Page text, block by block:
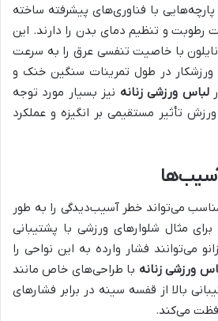
پارچه‌هایی با فناوری‌های پیشرفته ساخته
رطوبت و تنظیم دمای بدن را دارند. این
نایلون با خاصیت تنفسی عرق را به سرعت
در طول تمرینات سنگین خنک و
لباس ورزشی زنانه نیز بسیار مورد توجه
تأثیر مستقیمی بر انگیزه و عملکرد
می‌تواند خطر آسیب‌دیدگی را به طور
مثال شلوارهای ورزشی با پشتیبانی
می‌توانند فشار وارده به این نواحی را
ورزشی زنانه با طراحی‌های خاص مانند
بالا از قفسه سینه در برابر فشارهای
می‌کند.